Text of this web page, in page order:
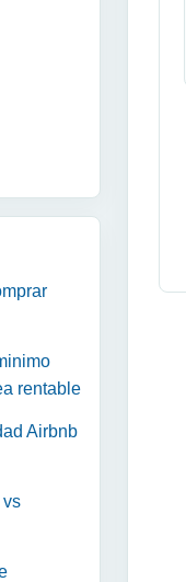
rentable
Airbnb
vs